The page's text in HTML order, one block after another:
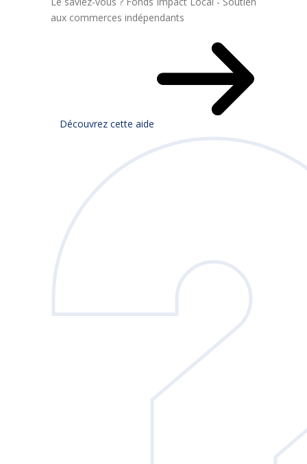
aux commerces indépendants
Découvrez cette aide